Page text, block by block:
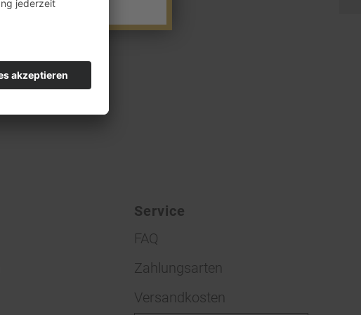
Service
FAQ
Zahlungsarten
Versandkosten